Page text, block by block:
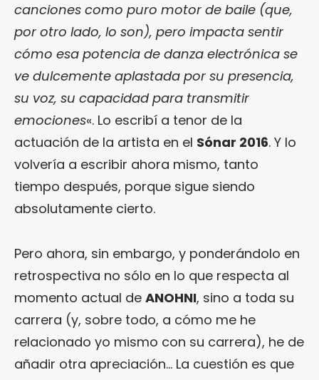
canciones como puro motor de baile (que,
por otro lado, lo son), pero impacta sentir
cómo esa potencia de danza electrónica se
ve dulcemente aplastada por su presencia,
su voz, su capacidad para transmitir
emociones«. Lo escribí a tenor de la
actuación de la artista en el Sónar 2016. Y lo
volvería a escribir ahora mismo, tanto
tiempo después, porque sigue siendo
absolutamente cierto.
Pero ahora, sin embargo, y ponderándolo en
retrospectiva no sólo en lo que respecta al
momento actual de ANOHNI, sino a toda su
carrera (y, sobre todo, a cómo me he
relacionado yo mismo con su carrera), he de
añadir otra apreciación… La cuestión es que